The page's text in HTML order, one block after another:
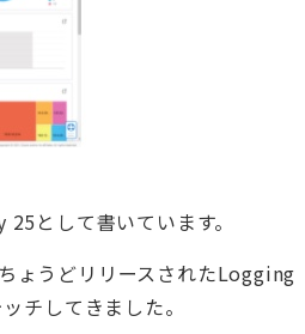
25として書いています。
ょうどリリースされたLogging
チしてきました。